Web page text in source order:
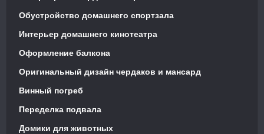
Обустройство домашнего спортзала
Интерьер домашнего кинотеатра
Оформление балкона
Оригинальный дизайн чердаков и мансард
Винный погреб
Переделка подвала
Домики для животных